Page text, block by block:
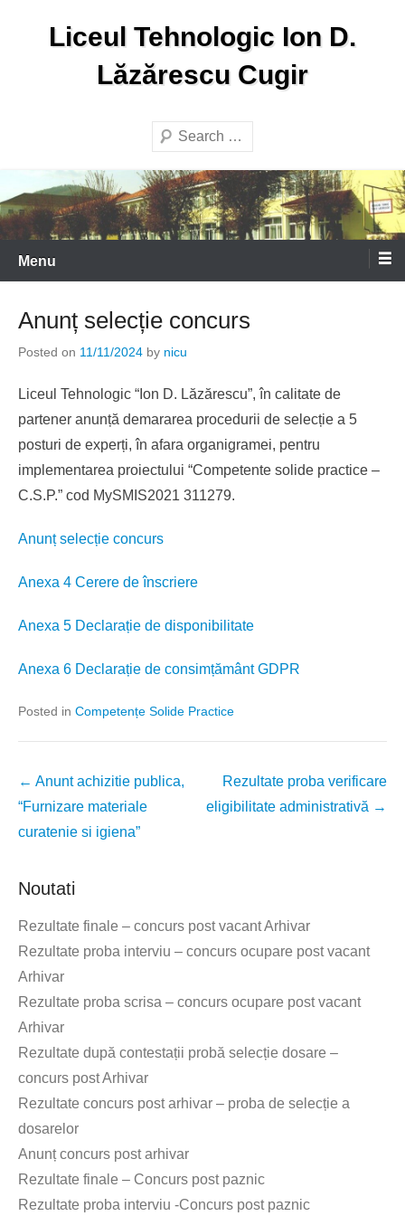
Liceul Tehnologic Ion D.
Lăzărescu Cugir
Search
Menu
Anunț selecție concurs
Posted on 11/11/2024 by nicu
Liceul Tehnologic “Ion D. Lăzărescu”, în calitate de
partener anunță demararea procedurii de selecție a 5
posturi de experți, în afara organigramei, pentru
implementarea proiectului “Competente solide practice –
C.S.P.” cod MySMIS2021 311279.
Anunț selecție concurs
Anexa 4 Cerere de înscriere
Anexa 5 Declarație de disponibilitate
Anexa 6 Declarație de consimțământ GDPR
Posted in Competențe Solide Practice
Post
navigation
← Anunt achizitie publica,
“Furnizare materiale
curatenie si igiena”
Rezultate proba verificare
eligibilitate administrativă →
Noutati
Rezultate finale – concurs post vacant Arhivar
Rezultate proba interviu – concurs ocupare post vacant
Arhivar
Rezultate proba scrisa – concurs ocupare post vacant
Arhivar
Rezultate după contestații probă selecție dosare –
concurs post Arhivar
Rezultate concurs post arhivar – proba de selecție a
dosarelor
Anunț concurs post arhivar
Rezultate finale – Concurs post paznic
Rezultate proba interviu -Concurs post paznic